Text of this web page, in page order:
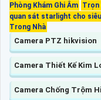
Phòng Khám Ghi Âm Trọn
quan sát starlight cho
Trong Nhà
Camera PTZ hikvision
Camera Thiết Kế Kim
Camera Chống Trộm